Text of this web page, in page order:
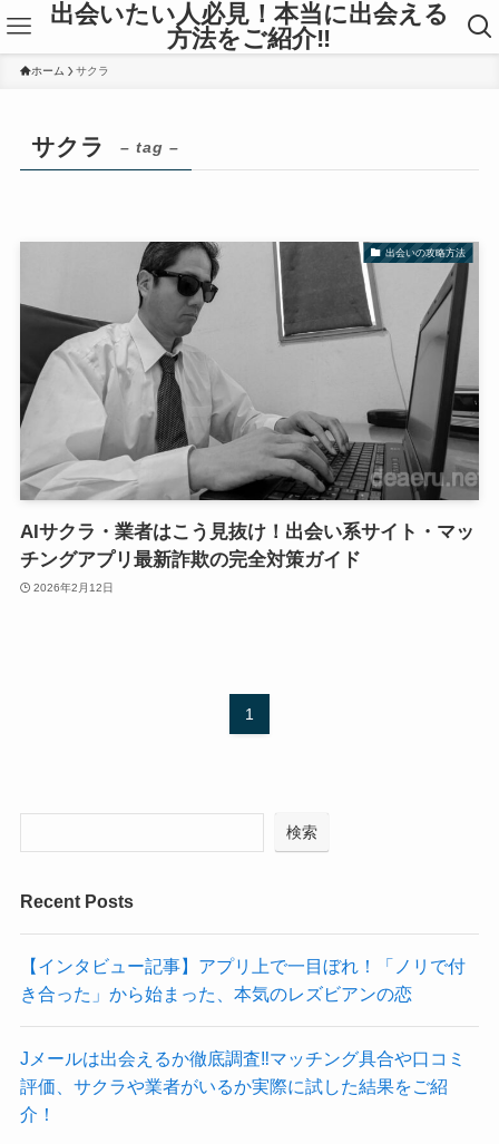
出会いたい人必見！本当に出会える
方法をご紹介‼
ホーム サクラ
サクラ – tag –
出会いの攻略方法
AIサクラ・業者はこう見抜け！出会い系サイト・マッ
チングアプリ最新詐欺の完全対策ガイド
2026年2月12日
1
検索
Recent Posts
【インタビュー記事】アプリ上で一目ぼれ！「ノリで付
き合った」から始まった、本気のレズビアンの恋
Jメールは出会えるか徹底調査‼マッチング具合や口コミ
評価、サクラや業者がいるか実際に試した結果をご紹
介！